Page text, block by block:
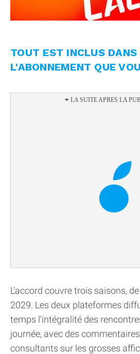
TOUT EST INCLUS DANS
L'ABONNEMENT QUE
L'accord couvre trois saisons,
2029. Les deux plateformes
temps l'intégralité des
journée, avec des
consultants sur les grosses